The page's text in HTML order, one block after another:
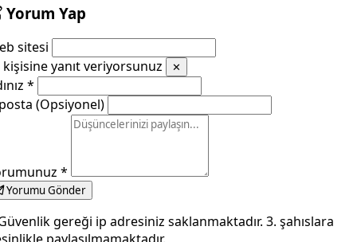
Yorum Yap
sitesi
kişisine yanıt veriyorsunuz
✕
*
(Opsiyonel)
*
Yorumu Gönder
gereği ip adresiniz saklanmaktadır. 3. şahıslara
paylaşılmamaktadır.